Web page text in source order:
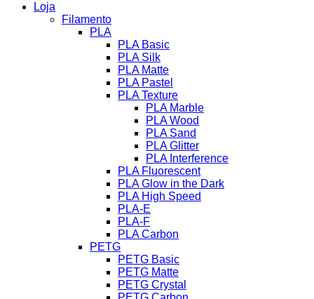
Loja
Filamento
PLA
PLA Basic
PLA Silk
PLA Matte
PLA Pastel
PLA Texture
PLA Marble
PLA Wood
PLA Sand
PLA Glitter
PLA Interference
PLA Fluorescent
PLA Glow in the Dark
PLA High Speed
PLA-E
PLA-F
PLA Carbon
PETG
PETG Basic
PETG Matte
PETG Crystal